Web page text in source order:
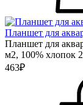
Планшет для
Планшет для
м2, 100% хлопок
463₽